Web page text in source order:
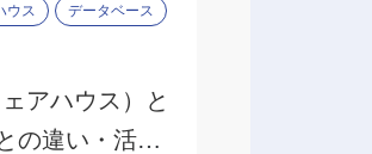
ウス データベース
アハウス）と
の違い・活用